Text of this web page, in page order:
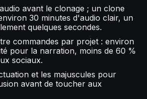
avant le clonage ; un clone
30 minutes d'audio clair, un
quelques secondes.
commandes par projet : environ
pour la narration, moins de 60 %
sociaux.
et les majuscules pour
avant de toucher aux